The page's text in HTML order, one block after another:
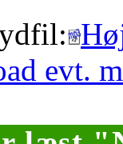
evt.